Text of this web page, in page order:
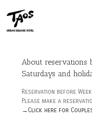
About reservations
Saturdays and
Reservation before
Please make a
→Click here for Couples